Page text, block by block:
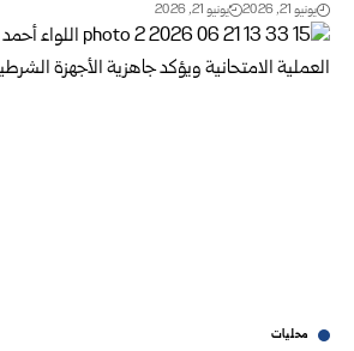
يونيو 21, 2026 يونيو 21, 2026
محليات